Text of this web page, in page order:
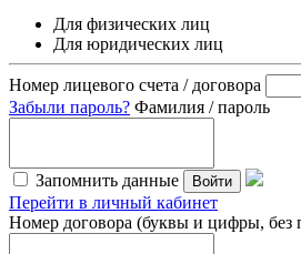
Для физических лиц
Для юридических лиц
Номер лицевого счета / договора
Забыли пароль? Фамилия / пароль
Запомнить данные Войти
Перейти в личный кабинет
Номер договора (буквы и цифры, без